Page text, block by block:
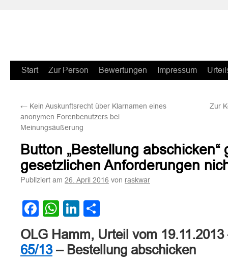
Zum
springen
Start Zur Person Bewertungen Impressum
← Kein Auskunftsrecht über Klarnamen eines
anonymen Forenbenutzers bei
Meinungsäußerung
Zur
Button „Bestellung abschicken“
gesetzlichen Anforderungen
Publiziert am 26. April 2016 von raskwar
Facebook
WhatsApp
LinkedIn
OLG Hamm, Urteil vom
65/13– Bestellung abschicken